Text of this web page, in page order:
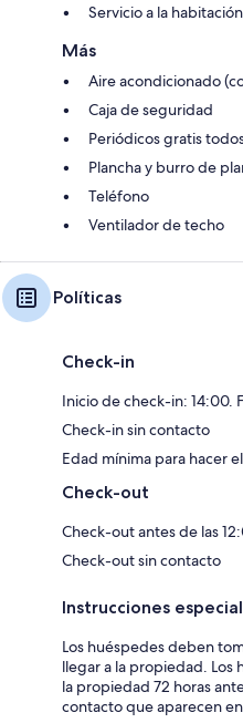
Servicio a la habitación
Más
Aire acondicionado
Caja de seguridad
Periódicos gratis
Plancha y burro de
Teléfono
Ventilador de techo
Políticas
Check-in
Inicio de check-in: 14:00.
Check-in sin contacto
Edad mínima para hacer
Check-out
Check-out antes de las
Check-out sin contacto
Instrucciones
Los huéspedes deben
llegar a la propiedad. Los
la propiedad 72 horas
contacto que aparecen